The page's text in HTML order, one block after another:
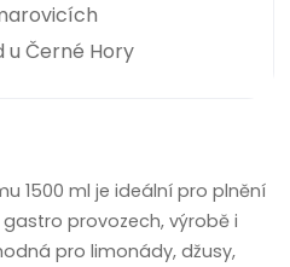
u Černé Hory
1500 ml je ideální pro plnění
provozech, výrobě i
pro limonády, džusy,